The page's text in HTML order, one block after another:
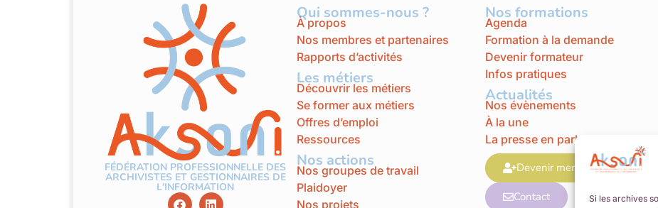
Si les archives
FÉDÉRATION PROFESSIONNELLE DES
ARCHIVISTES ET GESTIONNAIRES DE
L'INFORMATION
Qui sommes-nous ?
À propos
Nos membres et partenaires
Rapports d’activités
Les métiers
Découvrir les métiers
Se former aux métiers
Offres d’emploi
Ressources
Nos actions
Nos groupes de travail
Plaidoyer
Nos projets
Nos formations
Agenda
Formation à la demande
Devenir formateur
Infos pratiques
Actualités
Nos évènements
À la une
La presse en parle
Devenir membre
Contact